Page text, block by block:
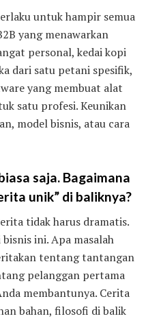
untuk hampir semua
yang menawarkan
personal, kedai kopi
dari satu petani spesifik,
yang membuat alat
satu profesi. Keunikan
model bisnis, atau cara
saja. Bagaimana
unik” di baliknya?
tidak harus dramatis.
ini. Apa masalah
tentang tantangan
pelanggan pertama
membantunya. Cerita
bahan, filosofi di balik